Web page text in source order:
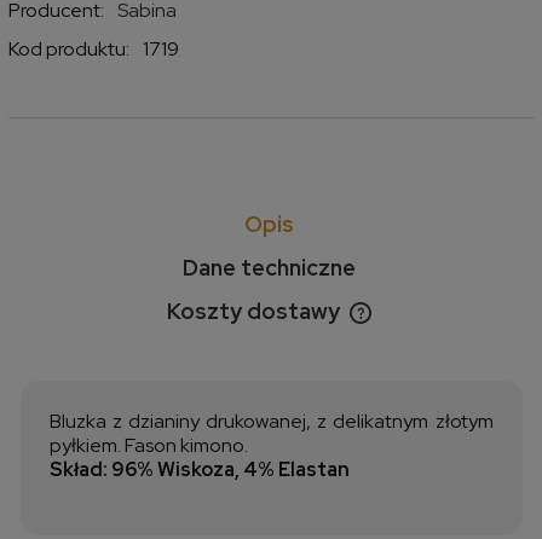
Producent:
Sabina
Kod produktu:
1719
Opis
Dane techniczne
Koszty dostawy
Cena nie zawiera ewentualnych kosztów płatności
Bluzka z dzianiny drukowanej, z delikatnym złotym
pyłkiem. Fason kimono.
Skład: 96% Wiskoza, 4% Elastan